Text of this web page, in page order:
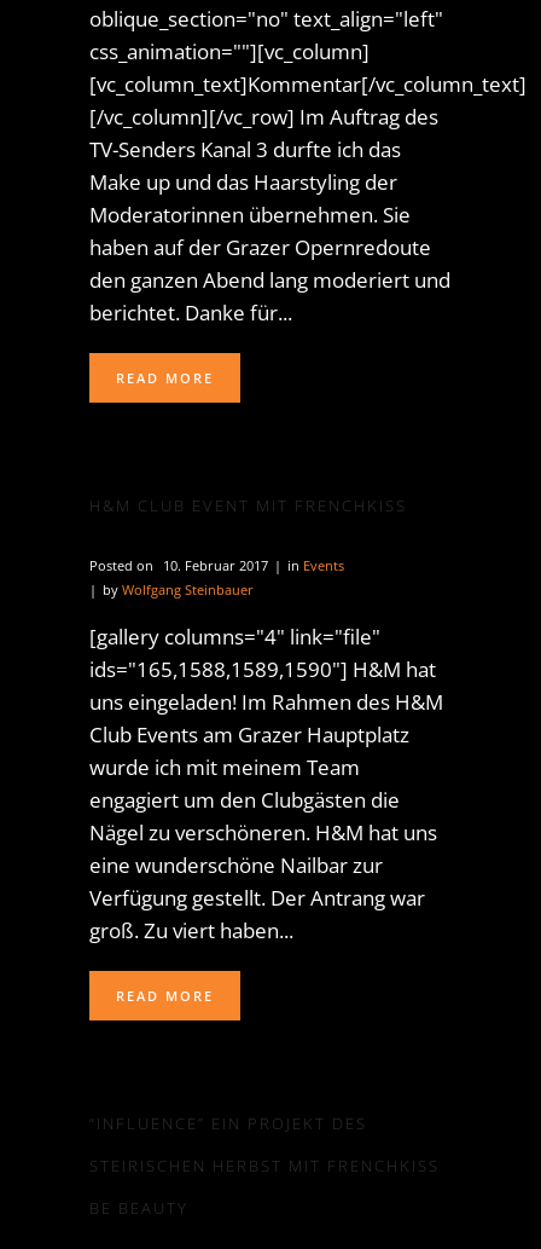
oblique_section="no" text_align="left"
css_animation=""][vc_column]
[vc_column_text]Kommentar[/vc_column_text]
[/vc_column][/vc_row] Im Auftrag des
TV-Senders Kanal 3 durfte ich das
Make up und das Haarstyling der
Moderatorinnen übernehmen. Sie
haben auf der Grazer Opernredoute
den ganzen Abend lang moderiert und
berichtet. Danke für...
READ MORE
H&M CLUB EVENT MIT FRENCHKISS
Posted on 10. Februar 2017 in Events
by Wolfgang Steinbauer
[gallery columns="4" link="file"
ids="165,1588,1589,1590"] H&M hat
uns eingeladen! Im Rahmen des H&M
Club Events am Grazer Hauptplatz
wurde ich mit meinem Team
engagiert um den Clubgästen die
Nägel zu verschöneren. H&M hat uns
eine wunderschöne Nailbar zur
Verfügung gestellt. Der Antrang war
groß. Zu viert haben...
READ MORE
“INFLUENCE” EIN PROJEKT DES
STEIRISCHEN HERBST MIT FRENCHKISS
BE BEAUTY